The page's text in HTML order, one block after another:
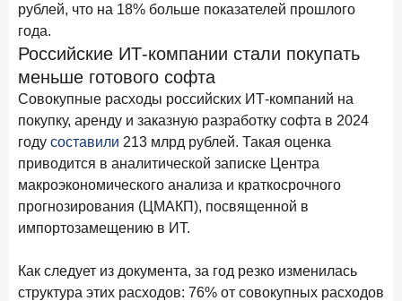
22 июня 2026 года
«Честность — индустриальный стандарт»: как банки
завоевывают лояльность private-клиентов
Рассылка Frank RG
Итоги недели, наша трактовка основных событий
рублей, что на 18% больше показателей прошлого
года.
Российские ИТ-компании стали покупать
меньше готового софта
Совокупные расходы российских ИТ-компаний на
покупку, аренду и заказную разработку софта в 2024
году составили 213 млрд рублей. Такая оценка
приводится в аналитической записке Центра
макроэкономического анализа и краткосрочного
прогнозирования (ЦМАКП), посвященной в
импортозамещению в ИТ.
Как следует из документа, за год резко изменилась
структура этих расходов: 76% от совокупных расходов